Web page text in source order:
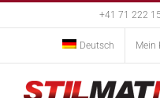
+41 71 222
Deutsch Mein